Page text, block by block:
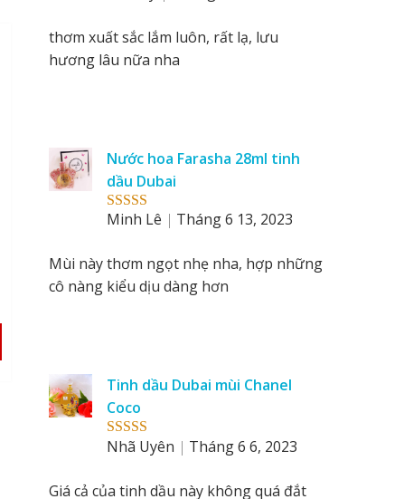
thơm xuất sắc lắm luôn, rất lạ, lưu
hương lâu nữa nha
Rated 5out
Nước hoa Farasha 28ml tinh
dầu Dubai
Minh Lê
Tháng 6 13, 2023
Mùi này thơm ngọt nhẹ nha, hợp những
cô nàng kiểu dịu dàng hơn
Rated5out
Tinh dầu Dubai mùi Chanel
Coco
Nhã Uyên
Tháng 6 6, 2023
Giá cả của tinh dầu này không quá đắt